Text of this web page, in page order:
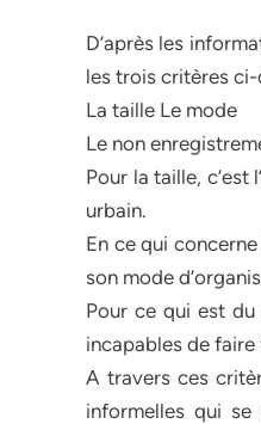
D’après les
les trois critères
La taille Le mode
Le non
Pour la taille,
urbain.
En ce qui
son mode
Pour ce qui est
incapables de
A travers ces
informelles qui se